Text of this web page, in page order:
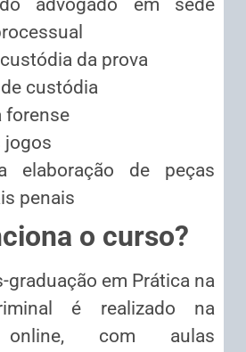
advogado em sede
da prova
custódia
forense
jogos
elaboração de peças
penais
o curso?
graduação em Prática na
é realizado na
online, com aulas